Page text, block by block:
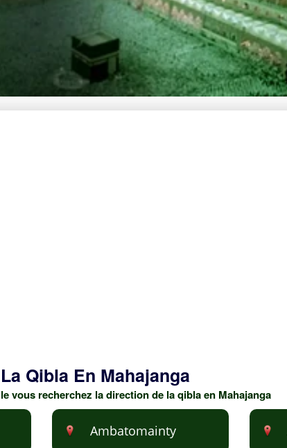
Qibla En Mahajanga
vous recherchez la direction de la qibla en Mahajanga
Ambatomainty